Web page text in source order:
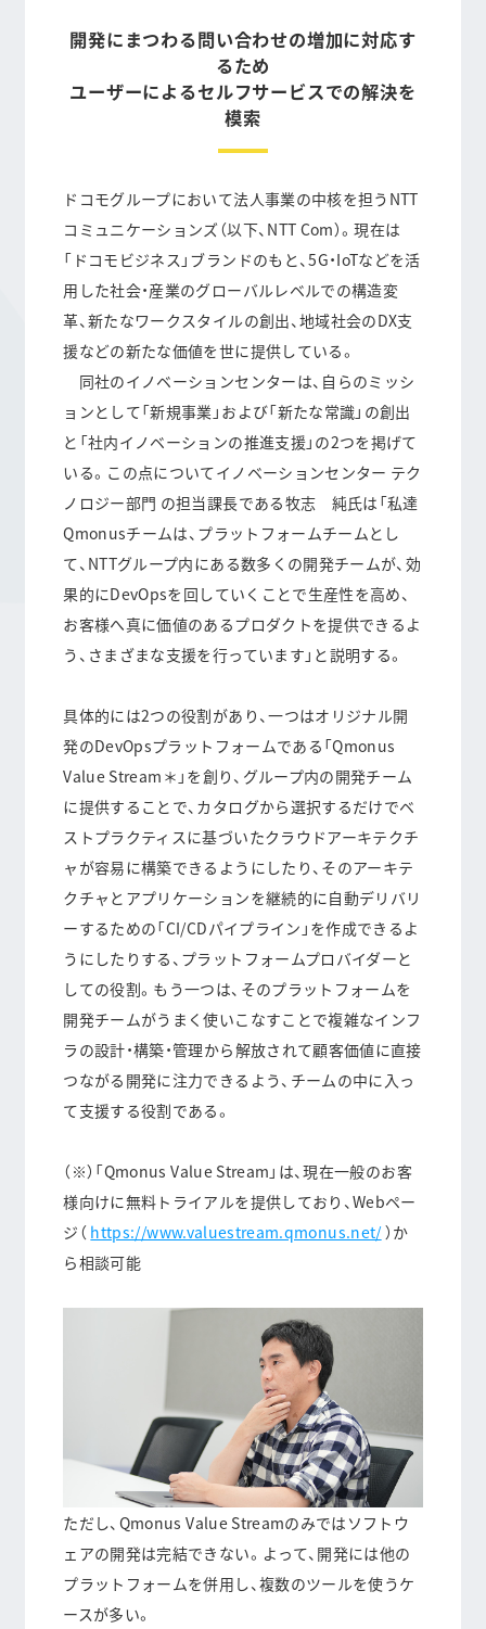
開発にまつわる問い合わせの増加に対応す
るため
ユーザーによるセルフサービスでの解決を
模索
ドコモグループにおいて法人事業の中核を担うNTT
コミュニケーションズ（以下、NTT Com）。現在は
「ドコモビジネス」ブランドのもと、5G・IoTなどを活
用した社会・産業のグローバルレベルでの構造変
革、新たなワークスタイルの創出、地域社会のDX支
援などの新たな価値を世に提供している。
同社のイノベーションセンターは、自らのミッシ
ョンとして「新規事業」および「新たな常識」の創出
と「社内イノベーションの推進支援」の2つを掲げて
いる。この点についてイノベーションセンター テク
ノロジー部門 の担当課長である牧志 純氏は「私達
Qmonusチームは、プラットフォームチームとし
て、NTTグループ内にある数多くの開発チームが、効
果的にDevOpsを回していくことで生産性を高め、
お客様へ真に価値のあるプロダクトを提供できるよ
う、さまざまな支援を行っています」と説明する。
具体的には2つの役割があり、一つはオリジナル開
発のDevOpsプラットフォームである「Qmonus
Value Stream＊」を創り、グループ内の開発チーム
に提供することで、カタログから選択するだけでベ
ストプラクティスに基づいたクラウドアーキテクチ
ャが容易に構築できるようにしたり、そのアーキテ
クチャとアプリケーションを継続的に自動デリバリ
ーするための「CI/CDパイプライン」を作成できるよ
うにしたりする、 プラットフォームプロバイダーと
しての役割。もう一つは、そのプラットフォームを
開発チームがうまく使いこなすことで複雑なインフ
ラの設計・構築・管理から解放されて顧客価値に直接
つながる開発に注力できるよう、 チームの中に入っ
て支援する役割である。
（※）「Qmonus Value Stream」は、現在一般のお客
様向けに無料トライアルを提供しており、Webペー
ジ（ https://www.valuestream.qmonus.net/）か
ら相談可能
ただし、Qmonus Value Streamのみではソフトウ
ェアの開発は完結できない。よって、開発には他の
プラットフォームを併用し、複数のツールを使うケ
ースが多い。